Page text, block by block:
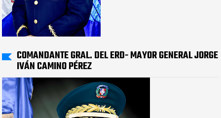
COMANDANTE GRAL. DEL ERD- MAYOR GENERAL JORGE
IVÁN CAMINO PÉREZ